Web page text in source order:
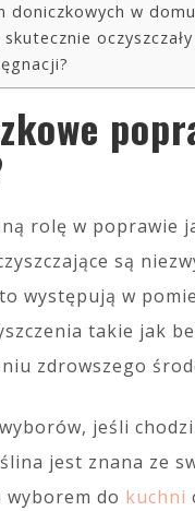
doniczkowych w
rolę w poprawie
są
występują w
takie jak
zdrowszego
jeśli
jest znana ze
do kuchni